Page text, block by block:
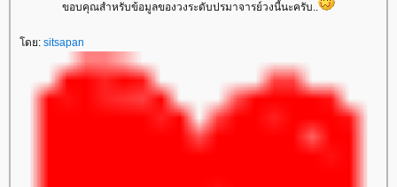
ขอบคุณสำหรับข้อมูลของวงระดับปรมาจารย์วงนี้นะครับ..
ดย: sitsapan